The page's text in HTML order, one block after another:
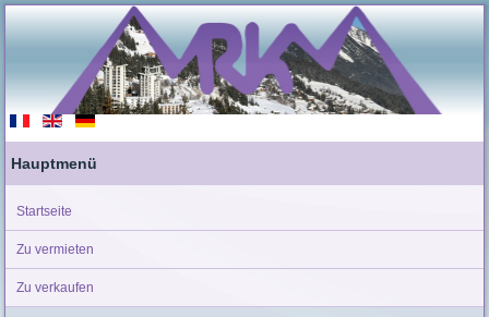
Hauptmenü
Startseite
Zu vermieten
Zu verkaufen